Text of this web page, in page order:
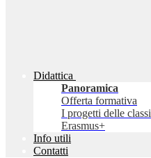
Didattica
Panoramica
Offerta formativa
I progetti delle classi
Erasmus+
Info utili
Contatti